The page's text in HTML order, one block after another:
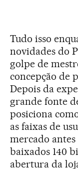
Tudo isso
novidades do
golpe de
concepção de
Depois da
grande fonte
posiciona
as faixas de
mercado
baixados 140
abertura da